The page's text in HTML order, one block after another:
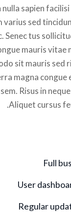
nulla sapien
varius sed
Senec tus
mauris vitae
sit mauris sed
magna congue
Risus in
Aliquet cursus
Full
User
Regular